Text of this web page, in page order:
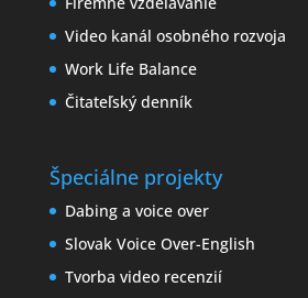
Video kanál osobného rozvoja
Work Life Balance
Čitateľský denník
Špeciálne projekty
Dabing a voice over
Slovak Voice Over-English
Tvorba video recenzií